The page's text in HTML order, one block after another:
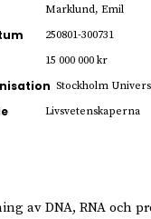
Marklund, Emil
250801-300731
15 000 000 kr
Stockholm
Livsvetenskaperna
av DNA, RNA och